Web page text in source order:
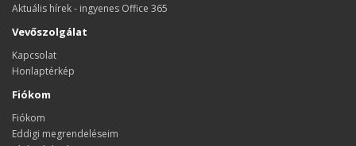
Aktuális hírek - ingyenes Office 365
Vevőszolgálat
Kapcsolat
Honlaptérkép
Fiókom
Fiókom
Eddigi megrendeléseim